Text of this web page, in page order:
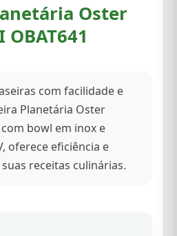
Oster
com facilidade e
Planetária Oster
bowl em inox e
oferece eficiência e
receitas culinárias.